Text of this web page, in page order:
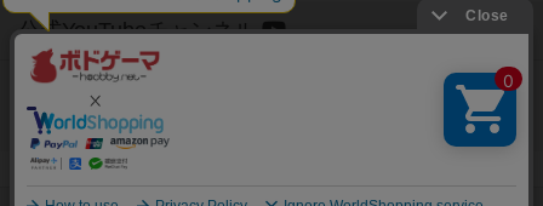
公式YouTubeチャンネル